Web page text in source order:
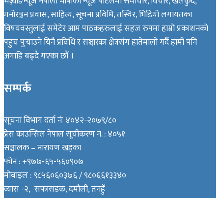
मनोरञ्जन प्रवास, साहित्य, सूचना प्रविधि, तस्विर, भिडियो लगायतका
विषयवस्तुलाई समेटेर आम पाठकहरुलाई सहज रुपमा हाम्रो प्रकाशनको
पहुच पुर्‍याउने यिनै प्रविधि र सञ्चारका क्षेत्रसंग हातेमालो गर्दै हामी पनि
अगाडि बढ्दै गएका छौं ।
सम्पर्क
सूचना विभाग दर्ता नंः ४०४२-२०७९/८०
प्रेस काउन्सिल नेपाल सूचीकरण नं. : ४०५१
सञ्चालक – नारायण खड्का
फोन : +९७७-६५-५६०९०७
मोबाइल : ९८५६०६०३७६ / ९८०६६१३३४०
व्यास -२, सफासडक, दमौली, तनहुँ